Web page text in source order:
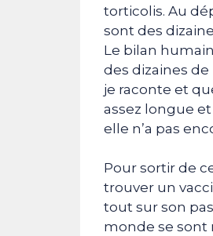
torticolis. Au
sont des
Le bilan
des dizaines
je raconte et
assez longue
elle n’a pas
Pour sortir de
trouver un
tout sur son
monde se sont